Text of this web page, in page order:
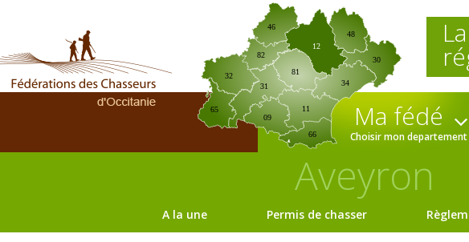
09
12
30
31
32
34
46
65
66
81
82
11
48
Ma fédé
Choisir mon departement
Aveyron
A la une Permis de chasser